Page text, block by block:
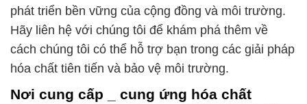
phát triển bền vững của cộng đồng và môi trường.
Hãy liên hệ với chúng tôi để khám phá thêm về
cách chúng tôi có thể hỗ trợ bạn trong các giải pháp
hóa chất tiên tiến và bảo vệ môi trường.
Nơi cung cấp _ cung ứng hóa chất